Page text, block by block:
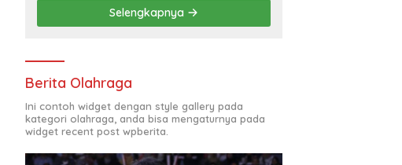
Selengkapnya
Berita Olahraga
Ini contoh widget dengan style gallery pada
kategori olahraga, anda bisa mengaturnya pada
widget recent post wpberita.